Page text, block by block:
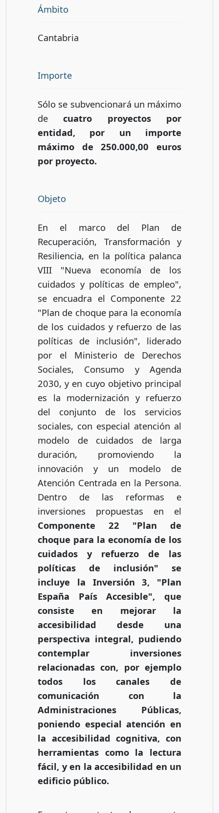
Ámbito
Cantabria
Importe
Sólo se subvencionará un máximo
decuatro proyectos por
entidad, por un importe
máximo de 250.000,00 euros
por proyecto.
Objeto
En el marco del Plan de
Recuperación, Transformación y
Resiliencia, en la política palanca
VIII "Nueva economía de los
cuidados y políticas de empleo",
se encuadra el Componente 22
"Plan de choque para la economía
de los cuidados y refuerzo de las
políticas de inclusión", liderado
por el Ministerio de Derechos
Sociales, Consumo y Agenda
2030, y en cuyo objetivo principal
es la modernización y refuerzo
del conjunto de los servicios
sociales, con especial atención al
modelo de cuidados de larga
duración, promoviendo la
innovación y un modelo de
Atención Centrada en la Persona.
Dentro de las reformas e
inversiones propuestas en el
Componente 22 "Plan de
choque para la economía de los
cuidados y refuerzo de las
políticas de inclusión" se
incluye la Inversión 3, "Plan
España País Accesible", que
consiste en mejorar la
accesibilidad desde una
perspectiva integral, pudiendo
contemplar inversiones
relacionadas con, por ejemplo
todos los canales de
comunicación con la
Administraciones Públicas,
poniendo especial atención en
la accesibilidad cognitiva, con
herramientas como la lectura
fácil, y en la accesibilidad en un
edificio público.